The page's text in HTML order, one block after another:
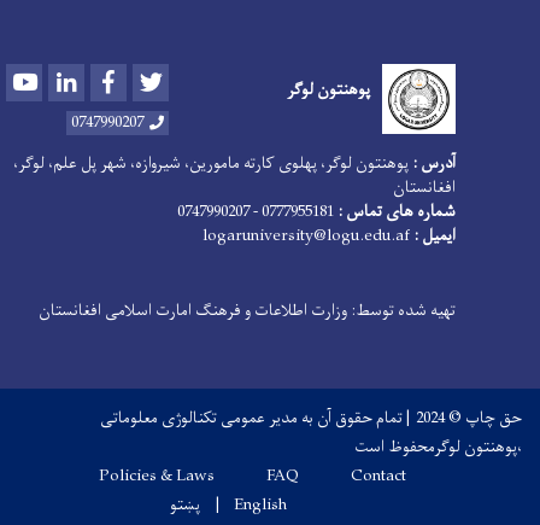
پوهنتون لوگر YoutubeLinkedInFacebook
0747990207
آدرس : پوهنتون لوگر، پهلوی کارته مامورین، شیروازه، شهر پل علم، لوگر،
افغانستان
شماره های تماس :
ایمیل : logaruniversity@logu.edu.af
تهیه شده توسط: وزارت اطلاعات و فرهنگ امارت اسلامی افغانستان
حق چاپ © 2024 | تمام حقوق آن به مدیر عمومی تکنالوژی معلوماتی
،پوهنتون لوگرمحفوظ است
Footer menu
Contact
FAQ
Policies & Laws
English
پښتو